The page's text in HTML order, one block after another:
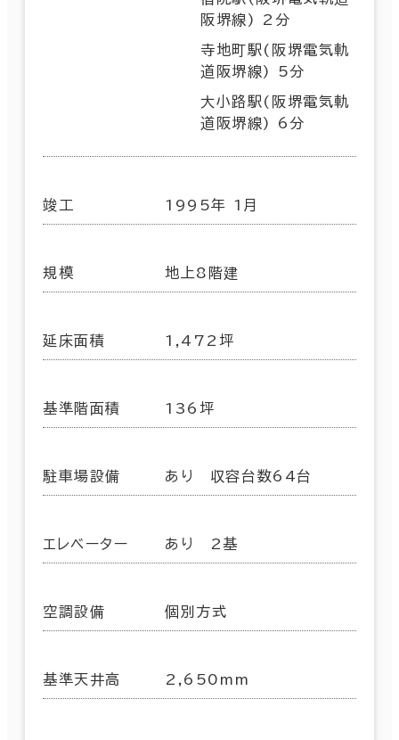
阪堺線) 2分
寺地町駅(阪堺電気軌
道阪堺線) 5分
大小路駅(阪堺電気軌
道阪堺線) 6分
竣工 1995年 1月
規模 地上8階建
延床面積 1,472坪
基準階面積 136坪
駐車場設備 あり 収容台数64台
エレベーター あり 2基
空調設備 個別方式
基準天井高 2,650mm